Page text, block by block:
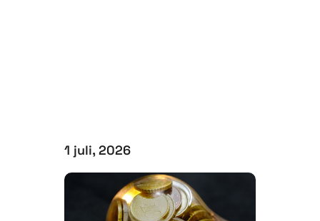
1 juli, 2026